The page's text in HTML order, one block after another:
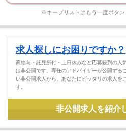
※キープリストはもう一度ボタ
求人探しにお困りですか？
高給与・託児所付・土日休みなど応募殺到の人
は非公開です。専任のアドバイザーが公開する
い非公開求人から、あなたにピッタリの求人を
す。
非公開求人を紹介